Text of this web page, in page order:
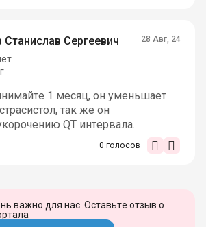
Станислав Сергеевич 28 Авг, 24
1 месяц, он уменьшает
так же он
QT интервала.
0 голосов
важно для нас. Оставьте отзыв о